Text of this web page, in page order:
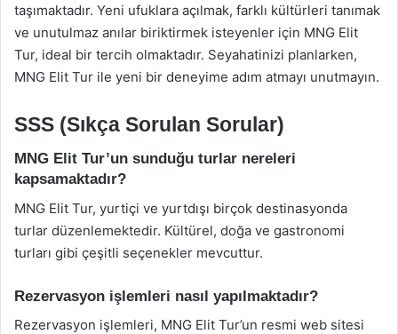
taşımaktadır. Yeni ufuklara açılmak, farklı kültürleri tanımak
ve unutulmaz anılar biriktirmek isteyenler için MNG Elit
Tur, ideal bir tercih olmaktadır. Seyahatinizi planlarken,
MNG Elit Tur ile yeni bir deneyime adım atmayı unutmayın.
SSS (Sıkça Sorulan Sorular)
MNG Elit Tur’un sunduğu turlar nereleri
kapsamaktadır?
MNG Elit Tur, yurtiçi ve yurtdışı birçok destinasyonda
turlar düzenlemektedir. Kültürel, doğa ve gastronomi
turları gibi çeşitli seçenekler mevcuttur.
Rezervasyon işlemleri nasıl yapılmaktadır?
Rezervasyon işlemleri, MNG Elit Tur’un resmi web sitesi